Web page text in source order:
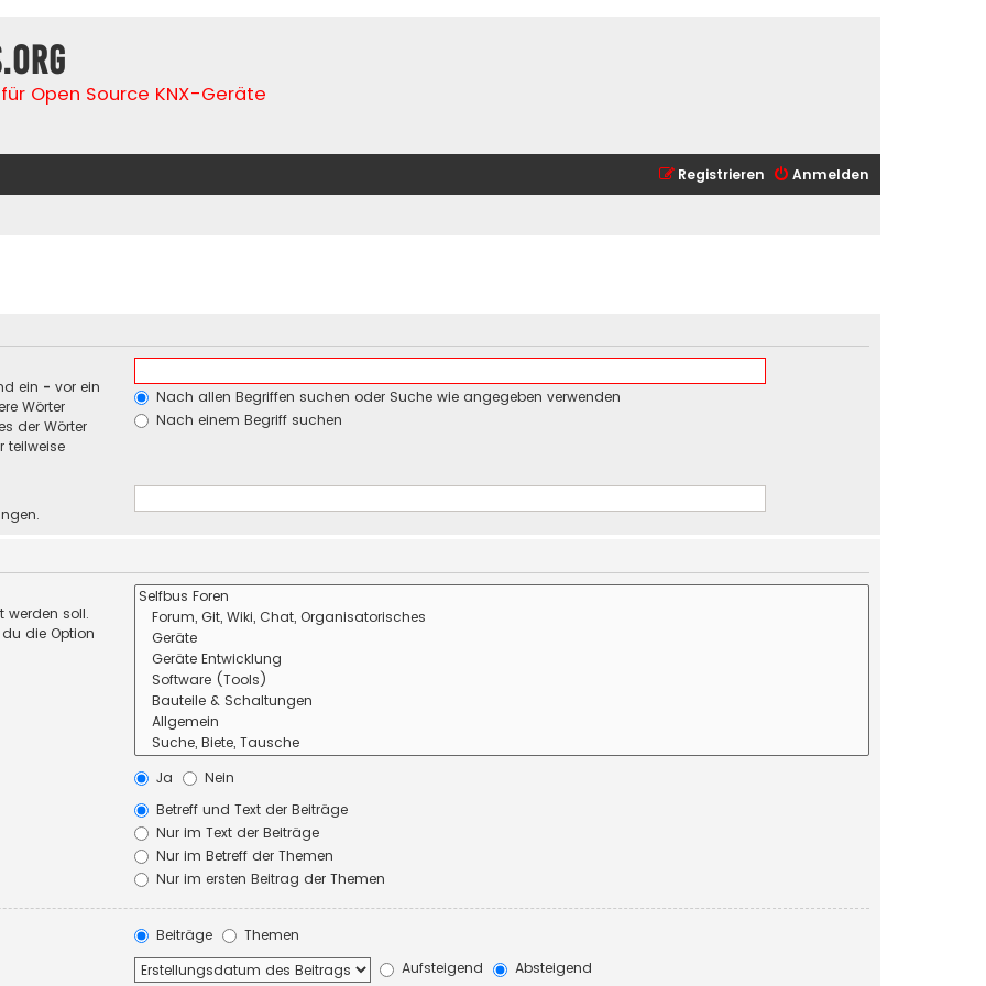
Open Source KNX-Geräte
Anmelden
Registrieren
ein - vor ein
Wörter
der Wörter
teilweise
Nach allen Begriffen suchen oder Suche wie angegeben verwenden
Nach einem Begriff suchen
werden soll.
die Option
Ja
Nein
Betreff und Text der Beiträge
Nur im Text der Beiträge
Nur im Betreff der Themen
Nur im ersten Beitrag der Themen
Beiträge
Themen
Aufsteigend
Absteigend